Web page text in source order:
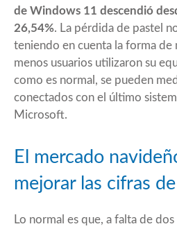
de Windows 11 descendió
26,54%. La pérdida de pastel
teniendo en cuenta la forma de
menos usuarios utilizaron su
como es normal, se pueden
conectados con el último
Microsoft.
El mercado
mejorar las cifras
Lo normal es que, a falta de